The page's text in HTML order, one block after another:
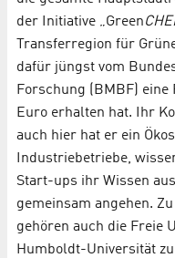
der Initiative „Green
Transferregion für
dafür jüngst vom
Forschung (BMBF)
Euro erhalten hat. Ihr
auch hier hat er ein
Industriebetriebe,
Start-ups ihr Wissen
gemeinsam angehen. Zu
gehören auch die Freie
Humboldt-Universität